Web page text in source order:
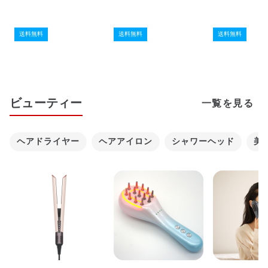
送料無料 送料無料 送料無料
ビューティー 一覧を見る
ヘアドライヤー ヘアアイロン シャワーヘッド 美